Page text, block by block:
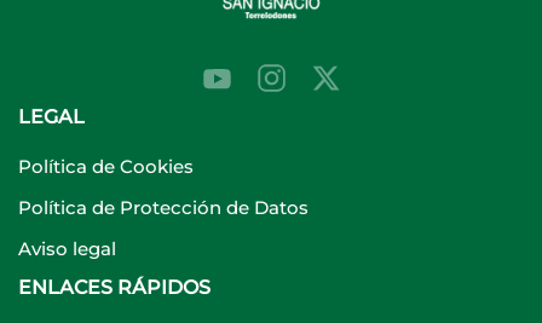
LEGAL
Política de Cookies
Política de Protección de Datos
Aviso legal
ENLACES RÁPIDOS